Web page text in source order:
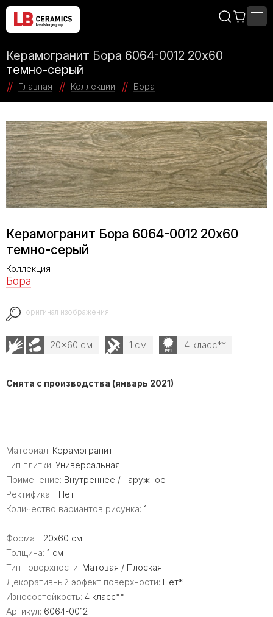
Керамогранит Бора 6064-0012 20х60
темно-серый
Главная Коллекции Бора
Керамогранит Бора 6064-0012 20х60
темно-серый
Коллекция
Бора
оригинал изображения
20x60 см 1 см 4 класс**
Снята с производства (январь 2021)
Материал: Керамогранит
Тип плитки: Универсальная
Применение: Внутреннее / наружное
Ректификат: Нет
Количество вариантов рисунка: 1
Формат: 20x60 см
Толщина: 1 см
Тип поверхности: Матовая / Плоская
Декоративный эффект поверхности: Нет*
Износостойкость: 4 класс**
Артикул: 6064-0012